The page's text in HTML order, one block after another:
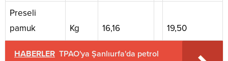
Preseli
pamuk
Kg 16,16 19,50
HABERLER TPAO'ya Şanlıurfa'da petrol